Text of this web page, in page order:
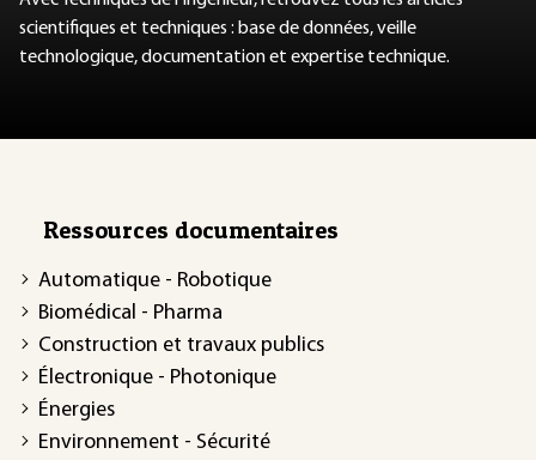
scientifiques et techniques : base de données, veille
technologique, documentation et expertise technique.
Ressources documentaires
Automatique - Robotique
Biomédical - Pharma
Construction et travaux publics
Électronique - Photonique
Énergies
Environnement - Sécurité